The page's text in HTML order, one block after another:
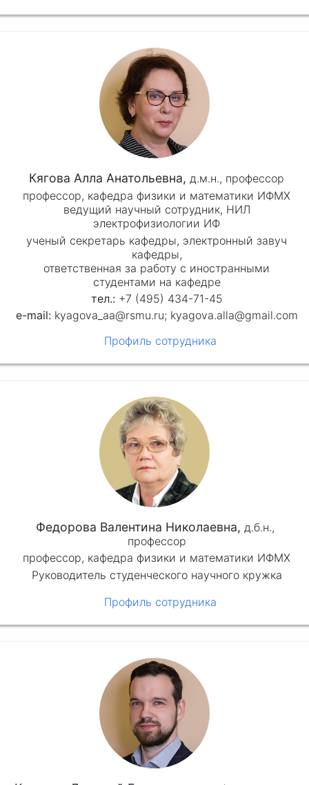
Кягова Алла Анатольевна, д.м.н., профессор
профессор, кафедра физики и математики ИФМХ
ведущий научный сотрудник, НИЛ
электрофизиологии ИФ
ученый секретарь кафедры, электронный завуч
кафедры,
ответственная за работу с иностранными
студентами на кафедре
+7 (495) 434-71-45
kyagova_aa@rsmu.ru; kyagova.alla@gmail.com
Профиль сотрудника
Федорова Валентина Николаевна, д.б.н.,
профессор
профессор, кафедра физики и математики ИФМХ
Руководитель студенческого научного кружка
Профиль сотрудника